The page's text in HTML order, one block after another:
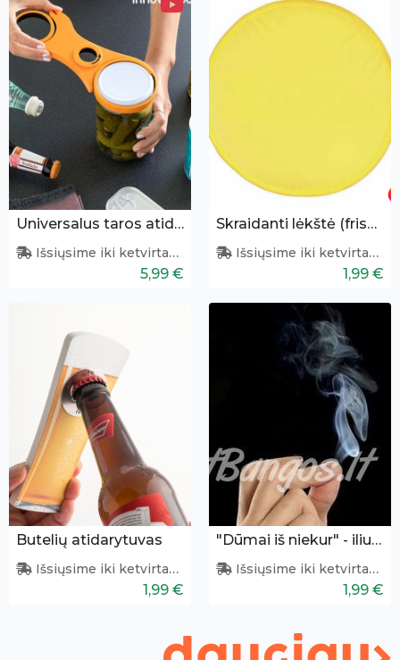
Universalus taros atidarytuvas
Išsiųsime iki ketvirtadienio
5,99 €
Skraidanti lėkštė (frisbio žaidimui)
Išsiųsime iki ketvirtadienio
1,99 €
Butelių atidarytuvas
Išsiųsime iki ketvirtadienio
1,99 €
"Dūmai iš niekur" - iliuzija
Išsiųsime iki ketvirtadienio
1,99 €